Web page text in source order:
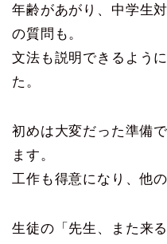
年齢があがり、中学生
の質問も。
文法も説明できるよう
た。
初めは大変だった準備
ます。
工作も得意になり、他
生徒の「先生、また来